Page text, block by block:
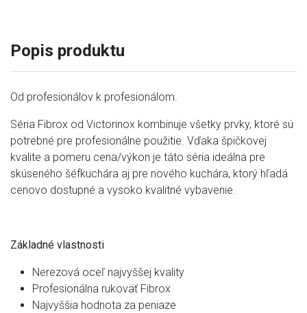
Popis produktu
Od profesionálov k profesionálom.
Séria Fibrox od Victorinox kombinuje všetky prvky, ktoré sú
potrebné pre profesionálne použitie. Vďaka špičkovej
kvalite a pomeru cena/výkon je táto séria ideálna pre
skúseného šéfkuchára aj pre nového kuchára, ktorý hľadá
cenovo dostupné a vysoko kvalitné vybavenie.
Základné vlastnosti
Nerezová oceľ najvyššej kvality
Profesionálna rukoväť Fibrox
Najvyššia hodnota za peniaze